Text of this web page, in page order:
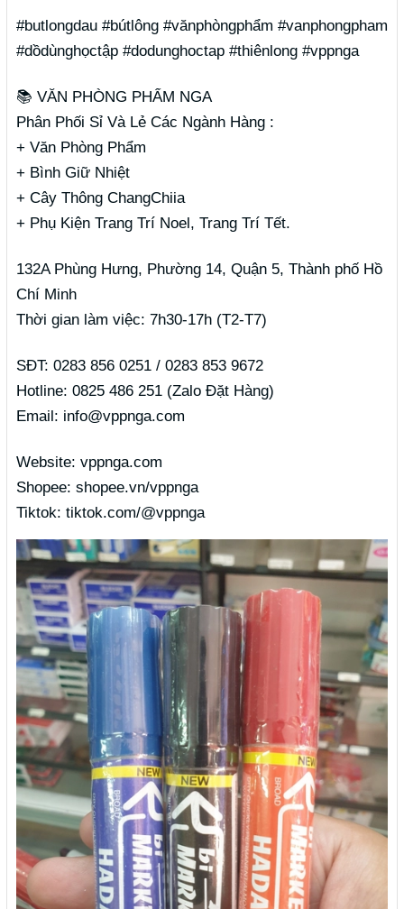
#butlongdau #bútlông #vănphòngphẩm #vanphongpham
#dồdùnghọctập #dodunghoctap #thiênlong #vppnga
📚 VĂN PHÒNG PHẨM NGA
Phân Phối Sỉ Và Lẻ Các Ngành Hàng :
+ Văn Phòng Phẩm
+ Bình Giữ Nhiệt
+ Cây Thông ChangChiia
+ Phụ Kiện Trang Trí Noel, Trang Trí Tết.
132A Phùng Hưng, Phường 14, Quận 5, Thành phố Hồ
Chí Minh
Thời gian làm việc: 7h30-17h (T2-T7)
SĐT: 0283 856 0251 / 0283 853 9672
Hotline: 0825 486 251 (Zalo Đặt Hàng)
Email: info@vppnga.com
Website: vppnga.com
Shopee: shopee.vn/vppnga
Tiktok: tiktok.com/@vppnga